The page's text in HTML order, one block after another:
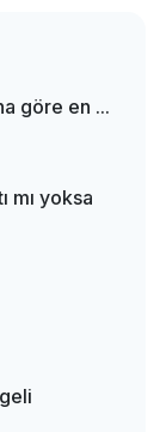
göre en ...
mı yoksa